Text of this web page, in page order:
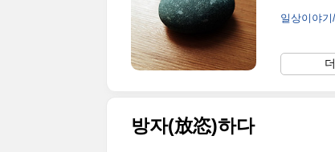
쥐고 격물
두고 따른
때는 날카
일상이야
방자(放恣)하다